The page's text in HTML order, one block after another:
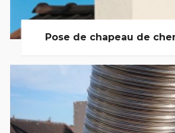
Pose de chapeau de